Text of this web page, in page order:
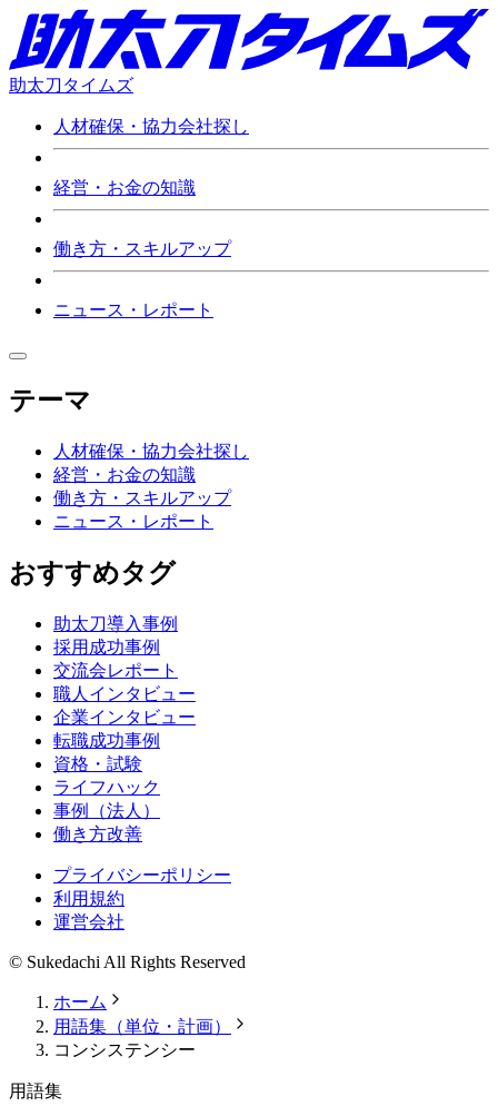
助太刀タイムズ
人材確保・協力会社探し
経営・お金の知識
働き方・スキルアップ
ニュース・レポート
テーマ
人材確保・協力会社探し
経営・お金の知識
働き方・スキルアップ
ニュース・レポート
おすすめタグ
助太刀導入事例
採用成功事例
交流会レポート
職人インタビュー
企業インタビュー
転職成功事例
資格・試験
ライフハック
事例（法人）
働き方改善
プライバシーポリシー
利用規約
運営会社
© Sukedachi All Rights Reserved
ホーム
用語集（単位・計画）
コンシステンシー
用語集